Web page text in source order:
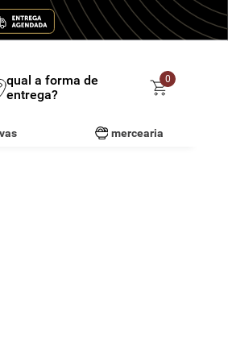
qual a forma de
entrega?
0
mercearia